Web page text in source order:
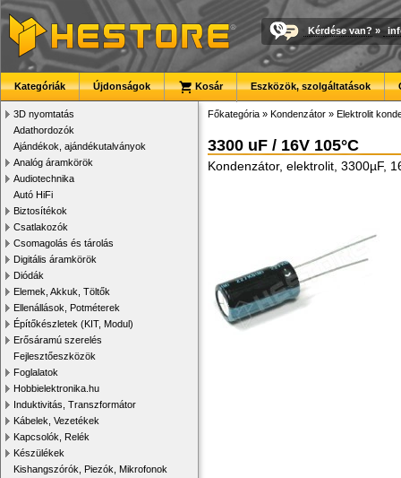
Kérdése van? »
Kategóriák Újdonságok Kosár Eszközök, szolgáltatások
3D nyomtatás
Adathordozók
Ajándékok, ajándékutalványok
Analóg áramkörök
Audiotechnika
Autó HiFi
Biztosítékok
Csatlakozók
Csomagolás és tárolás
Digitális áramkörök
Diódák
Elemek, Akkuk, Töltők
Ellenállások, Potméterek
Építőkészletek (KIT, Modul)
Erősáramú szerelés
Fejlesztőeszközök
Foglalatok
Hobbielektronika.hu
Induktivitás, Transzformátor
Kábelek, Vezetékek
Kapcsolók, Relék
Készülékek
Kishangszórók, Piezók, Mikrofonok
Főkategória » Kondenzátor » Elektrolit
3300 uF / 16V 105°C
Kondenzátor, elektrolit, 3300µF,